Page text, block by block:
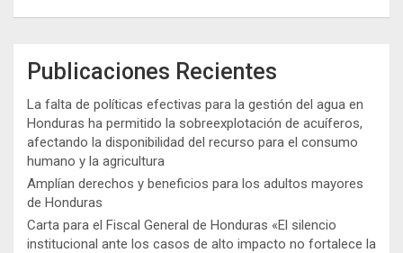
Publicaciones Recientes
La falta de políticas efectivas para la gestión del agua en
Honduras ha permitido la sobreexplotación de acuíferos,
afectando la disponibilidad del recurso para el consumo
humano y la agricultura
Amplían derechos y beneficios para los adultos mayores
de Honduras
Carta para el Fiscal General de Honduras «El silencio
institucional ante los casos de alto impacto no fortalece la